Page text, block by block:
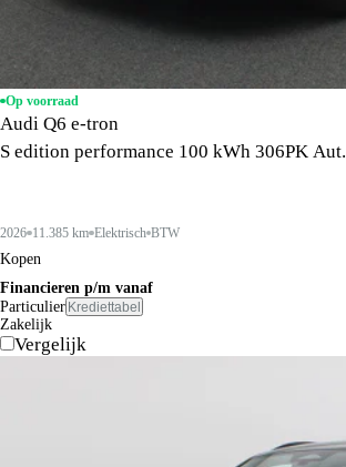
Op voorraad
Audi Q6 e-tron
S edition performance 100 kWh 306PK Aut.
2026 11.385 km Elektrisch BTW
Kopen
Financieren p/m vanaf
Particulier Krediettabel
Zakelijk
Vergelijk